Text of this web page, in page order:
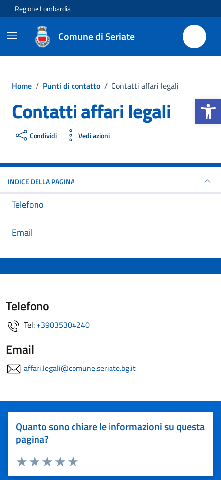
Apri la
Vai ai contenuti
Vai al footer
Regione Lombardia
Comune di Seriate
Home / Punti di contatto / Contatti affari legali
Contatti affari legali
Condividi Vedi azioni
INDICE DELLA PAGINA
Telefono
Email
Telefono
Tel: +39035304240
Email
affari.legali@comune.seriate.bg.it
Quanto sono chiare le informazioni su questa
pagina?
Valuta 5 stelle su 5
Valuta 4 stelle su 5
Valuta 3 stelle su 5
Valuta 2 stelle su 5
Valuta 1 stelle su 5